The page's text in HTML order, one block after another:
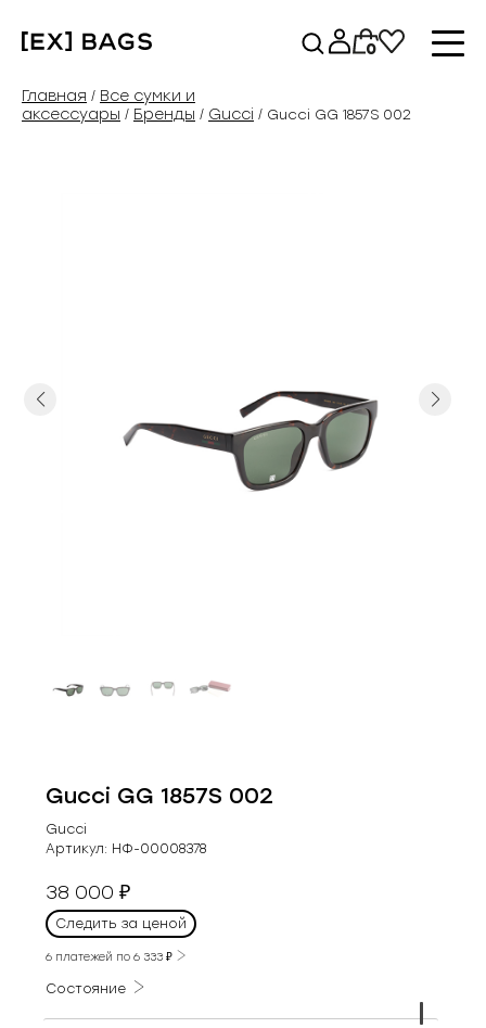
содержимому
0
Главная / Все сумки и
аксессуары / Бренды / Gucci / Gucci GG 1857S 002
Previous Next
Gucci GG 1857S 002
Gucci
Артикул: НФ-00008378
38 000₽
Следить за ценой
6 платежей по6 333₽
Состояние